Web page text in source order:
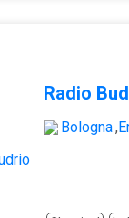
Radio
Bologna,